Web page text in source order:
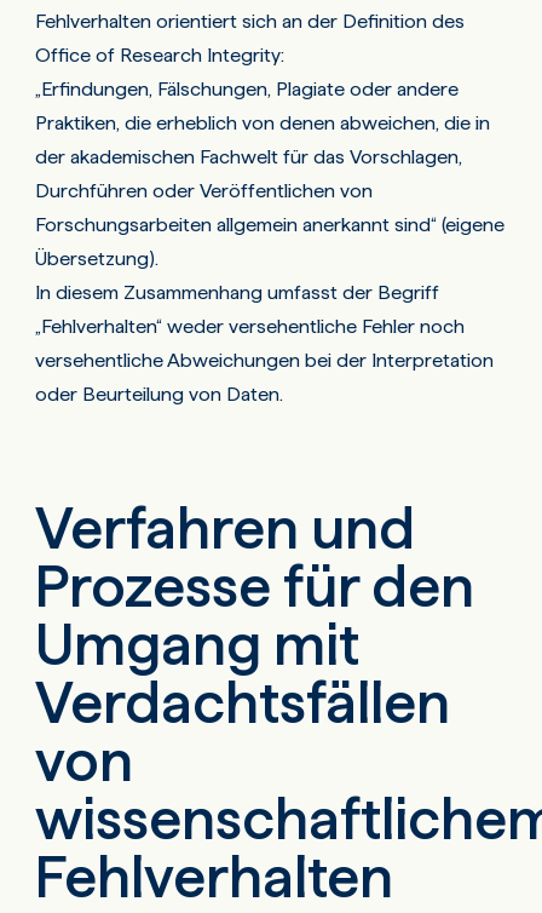
Fehlverhalten orientiert sich an der Definition des
Office of Research Integrity:
„Erfindungen, Fälschungen, Plagiate oder andere
Praktiken, die erheblich von denen abweichen, die in
der akademischen Fachwelt für das Vorschlagen,
Durchführen oder Veröffentlichen von
Forschungsarbeiten allgemein anerkannt sind“ (eigene
Übersetzung).
In diesem Zusammenhang umfasst der Begriff
„Fehlverhalten“ weder versehentliche Fehler noch
versehentliche Abweichungen bei der Interpretation
oder Beurteilung von Daten.
Verfahren und
Prozesse für den
Umgang mit
Verdachtsfällen
von
Fehlverhalten